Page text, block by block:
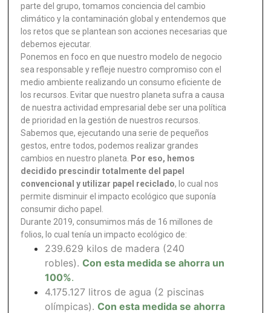
parte del grupo, tomamos conciencia del cambio
climático y la contaminación global y entendemos que
los retos que se plantean son acciones necesarias que
debemos ejecutar.
Ponemos en foco en que nuestro modelo de negocio
sea responsable y refleje nuestro compromiso con el
medio ambiente realizando un consumo eficiente de
los recursos. Evitar que nuestro planeta sufra a causa
de nuestra actividad empresarial debe ser una política
de prioridad en la gestión de nuestros recursos.
Sabemos que, ejecutando una serie de pequeños
gestos, entre todos, podemos realizar grandes
cambios en nuestro planeta.
Por eso, hemos
decidido prescindir totalmente del papel
convencional y utilizar papel reciclado, lo cual nos
permite disminuir el impacto ecológico que suponía
consumir dicho papel.
Durante 2019, consumimos más de 16 millones de
folios, lo cual tenía un impacto ecológico de:
239.629 kilos de madera (240
robles). Con esta medida se ahorra un
100%.
4.175.127 litros de agua (2 piscinas
olímpicas). Con esta medida se ahorra